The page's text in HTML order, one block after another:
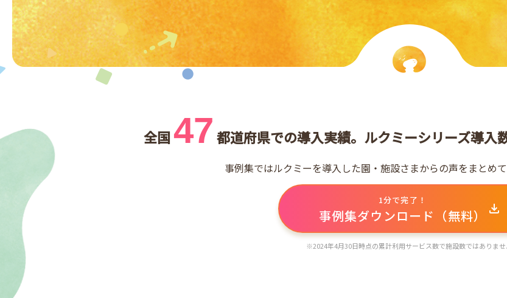
全国 47 都道府県での導入実績。 ルクミーシリーズ導入
事例集ではルクミーを導入した園・施設さまからの声をまとめて
1分で完了！
事例集ダウンロード（無料）
※2024年4月30日時点の累計利用サービス数で施設数ではありませ